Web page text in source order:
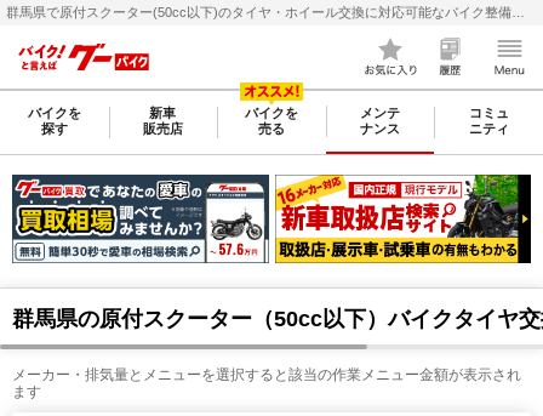
バイクを
探す
新車
販売店
バイクを
売る
メンテ
ナンス
コミュ
ニティ
群馬県の原付スクーター（50cc以下）バイクタイヤ
メーカー・排気量とメニューを選択すると該当の作業メニュー金額が表示され
ます